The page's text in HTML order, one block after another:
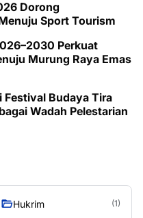
Dorong
Sport Tourism
Perkuat
Murung Raya Emas
Festival Budaya Tira
Wadah Pelestarian
Hukrim (1)